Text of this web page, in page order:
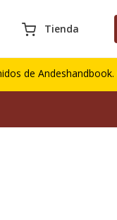
Tienda
de Andeshandbook.